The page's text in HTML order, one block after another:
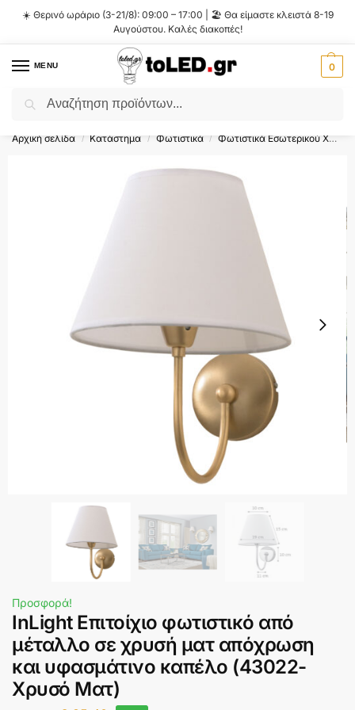
☀️ Θερινό ωράριο (3-21/8): 09:00 – 17:00 | 🏖️ Θα είμαστε κλειστά 8-19
Αυγούστου. Καλές διακοπές!
MENU 0
Flash Sale ⚡ 10% Έκπτωση με τον κωδικό
Αρχική σελίδα / Κατάστημα / Φωτιστικά / Φωτιστικά Εσωτερικού Χώρου
Προσφορά!
InLight Επιτοίχιο φωτιστικό από
μέταλλο σε χρυσή ματ απόχρωση
και υφασμάτινο καπέλο (43022-
Χρυσό Ματ)